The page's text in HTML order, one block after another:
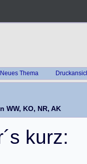
Neues Thema
WW, KO, NR, AK
´s kurz: